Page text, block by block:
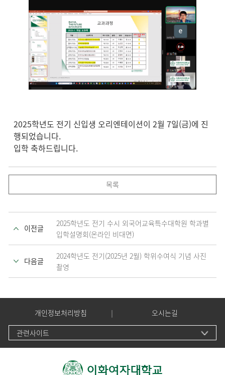
2025학년도 전기 신입생 오리엔테이션이 2월 7일(금)에 진
행되었습니다.
입학 축하드립니다.
목록
이전글
2025학년도 전기 수시 외국어교육특수대학원 학과별
입학설명회(온라인 비대면)
다음글
2024학년도 전기(2025년 2월) 학위수여식 기념 사진
촬영
개인정보처리방침
오시는길
관련사이트